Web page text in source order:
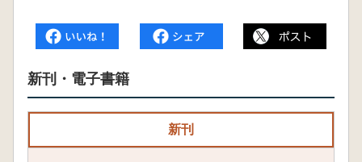
新刊・電子書籍
新刊